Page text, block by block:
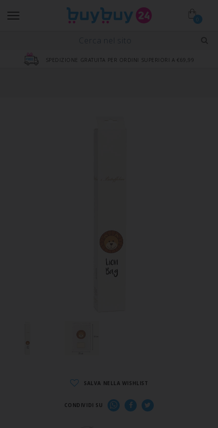
0
SPEDIZIONE GRATUITA PER ORDINI SUPERIORI A €69,99
SALVA NELLA WISHLIST
CONDIVIDI SU